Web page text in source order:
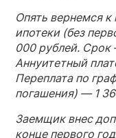
Опять вернемся
ипотеки (без
000 рублей. Срок
Аннуитетный
Переплата по
погашения) — 1
Заемщик внес
конце первого